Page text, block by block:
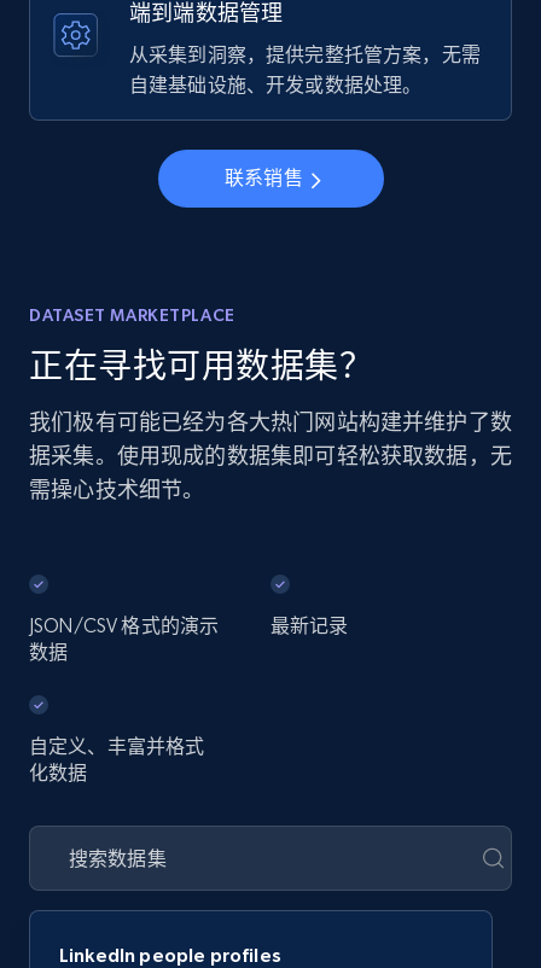
端到端数据管理
从采集到洞察，提供完整托管方案，无需
自建基础设施、开发或数据处理。
联系销售
DATASET MARKETPLACE
正在寻找可用数据集？
我们极有可能已经为各大热门网站构建并维护了数
据采集。使用现成的数据集即可轻松获取数据，无
需操心技术细节。
JSON/CSV 格式的演示
数据
最新记录
自定义、丰富并格式
化数据
LinkedIn people profiles